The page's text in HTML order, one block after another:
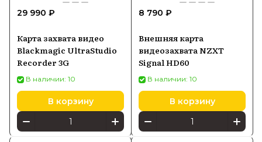
29 990 ₽
Карта захвата видео
Blackmagic UltraStudio
Recorder 3G
В наличии: 10
В корзину
8 790 ₽
Внешняя карта
видеозахвата NZXT
Signal HD60
В наличии: 10
В корзину